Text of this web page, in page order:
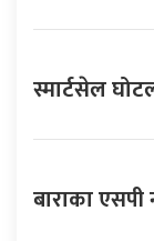
स्मार्टसेल
बाराका एसपी